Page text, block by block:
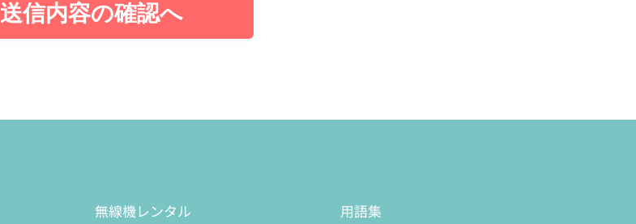
送信内容の確認へ
無線機レンタル
用語集